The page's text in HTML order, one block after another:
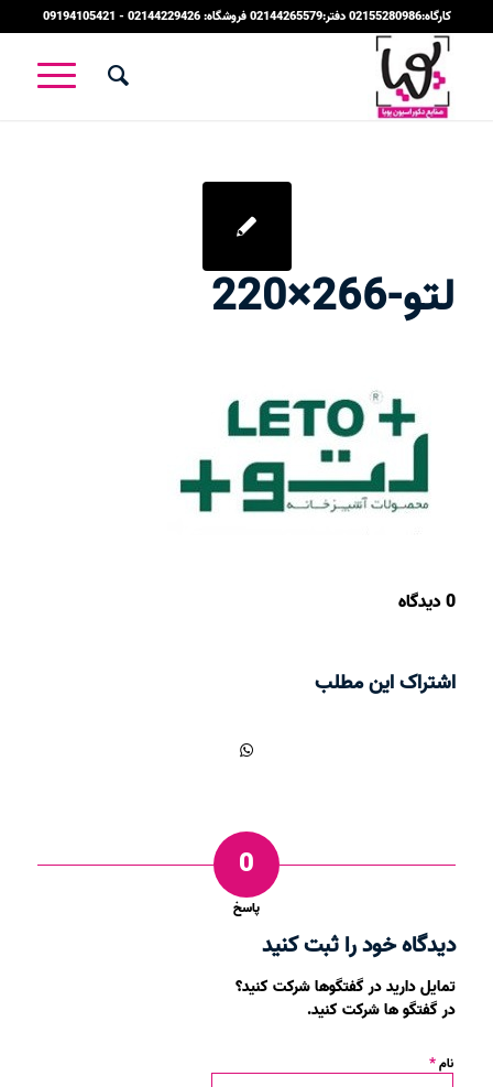
کارگاه:02155280986 دفتر:02144265579 فروشگاه: 02144229426 - 09194105421
لتو-266×220
0 دیدگاه
اشتراک این مطلب
0
پاسخ
دیدگاه خود را ثبت کنید
تمایل دارید در گفتگوها شرکت کنید؟
در گفتگو ها شرکت کنید.
نام*